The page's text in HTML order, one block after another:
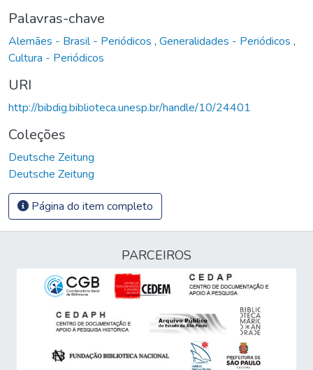
Palavras-chave
Alemães - Brasil - Periódicos , Generalidades - Periódicos ,
Cultura - Periódicos
URI
http://bibdig.biblioteca.unesp.br/handle/10/24401
Coleções
Deutsche Zeitung
Deutsche Zeitung
Página do item completo
PARCEIROS